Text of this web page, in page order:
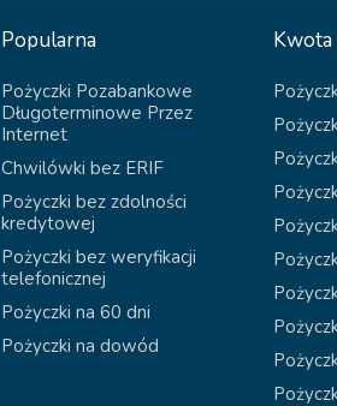
Popularna
Pożyczki Pozabankowe
Długoterminowe Przez
Internet
Chwilówki bez ERIF
Pożyczki bez zdolności
kredytowej
Pożyczki bez weryfikacji
telefonicznej
Pożyczki na 60 dni
Pożyczki na dowód